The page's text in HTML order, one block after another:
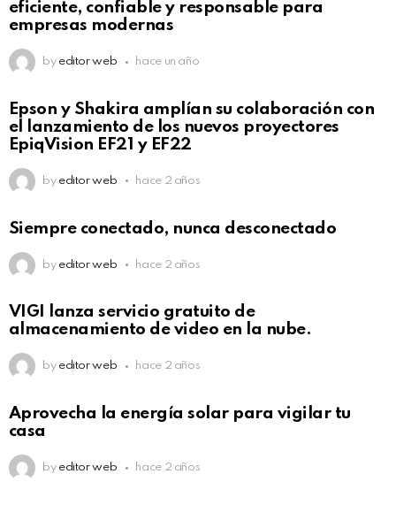
eficiente, confiable y responsable para
empresas modernas
by editor web hace un año
Epson y Shakira amplían su colaboración con
el lanzamiento de los nuevos proyectores
EpiqVision EF21 y EF22
by editor web hace 2 años
Siempre conectado, nunca desconectado
by editor web hace 2 años
VIGI lanza servicio gratuito de
almacenamiento de video en la nube.
by editor web hace 2 años
Aprovecha la energía solar para vigilar tu
casa
by editor web hace 2 años